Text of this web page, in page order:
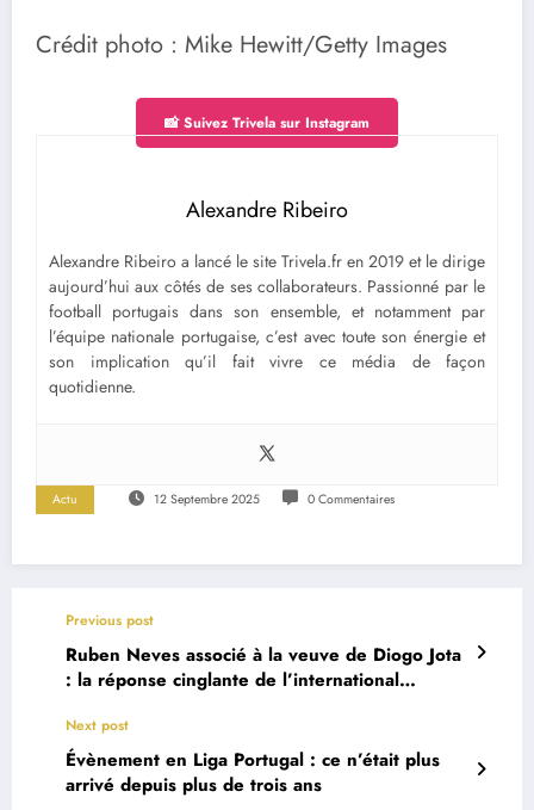
Crédit photo : Mike Hewitt/Getty Images
📸 Suivez Trivela sur Instagram
Alexandre Ribeiro
Alexandre Ribeiro a lancé le site Trivela.fr en 2019 et le dirige
aujourd’hui aux côtés de ses collaborateurs. Passionné par le
football portugais dans son ensemble, et notamment par
l’équipe nationale portugaise, c’est avec toute son énergie et
son implication qu’il fait vivre ce média de façon
quotidienne.
Actu 12 Septembre 2025 0 Commentaires
Previous post
Ruben Neves associé à la veuve de Diogo Jota
: la réponse cinglante de l’international
Next post
Évènement en Liga Portugal : ce n’était plus
arrivé depuis plus de trois ans